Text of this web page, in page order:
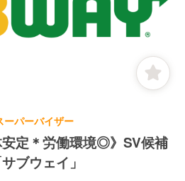
ーパーバイザー
安定＊労働環境◎》SV候補
ブウェイ」